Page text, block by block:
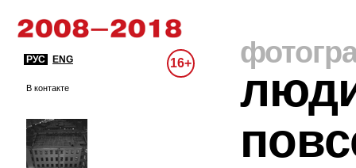
РУС ENG 16+
В контакте